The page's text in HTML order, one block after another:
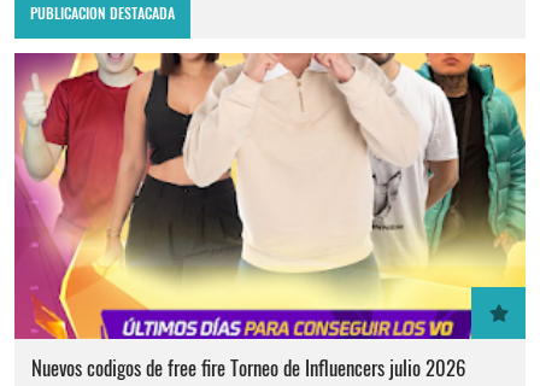
PUBLICACION DESTACADA
Nuevos codigos de free fire Torneo de Influencers julio 2026